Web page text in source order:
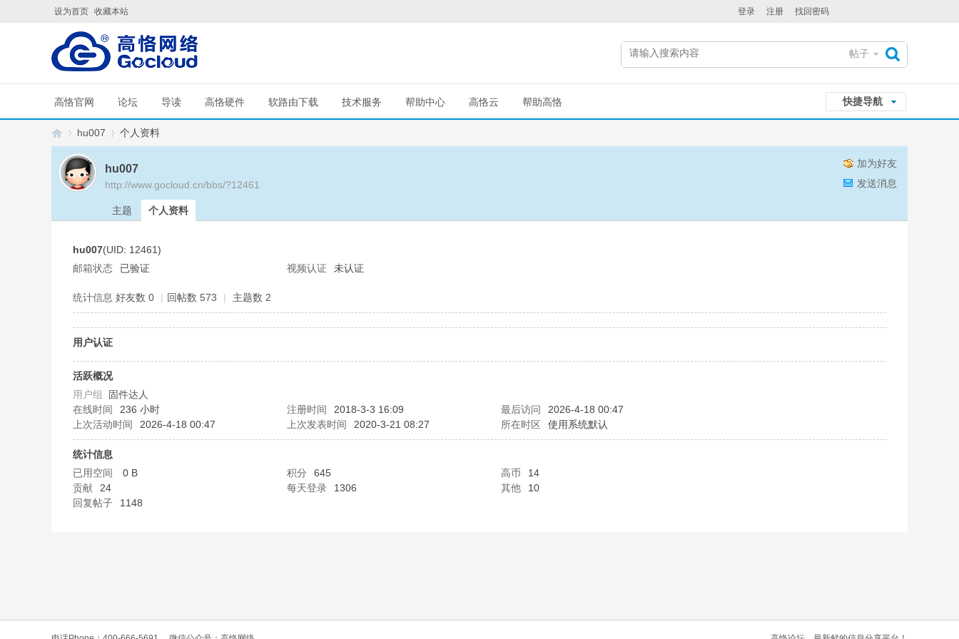
设为首页 收藏本站 登录 注册 找回密码
帖子
快捷导航
高恪官网 论坛 导读 高恪硬件 软路由下载 技术服务 帮助中心 高恪云 帮助高恪
L
hu007 个人资料
加为好友
发送消息
hu007
http://www.gocloud.cn/bbs/?12461
主题 个人资料
hu007(UID: 12461)
邮箱状态
已验证 视频认证 未认证
统计信息 好友数 0 | 回帖数 573 | 主题数 2
用户认证
活跃概况
用户组
固件达人
在线时间
236 小时 注册时间 2018-3-3 16:09 最后访问
2026-4-18 00:47
上次活动时间
2026-4-18 00:47 上次发表时间 2020-3-21 08:27 所在时区 使用系统默认
统计信息
已用空间
0 B 积分 645 高币
14
贡献
24 每天登录 1306 其他
10
回复帖子
1148